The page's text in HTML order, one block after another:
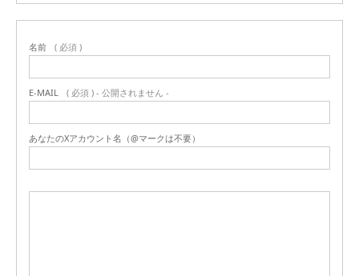
名前 ( 必須 )
E-MAIL ( 必須 ) - 公開されません -
あなたのXアカウント名（@マークは不要）